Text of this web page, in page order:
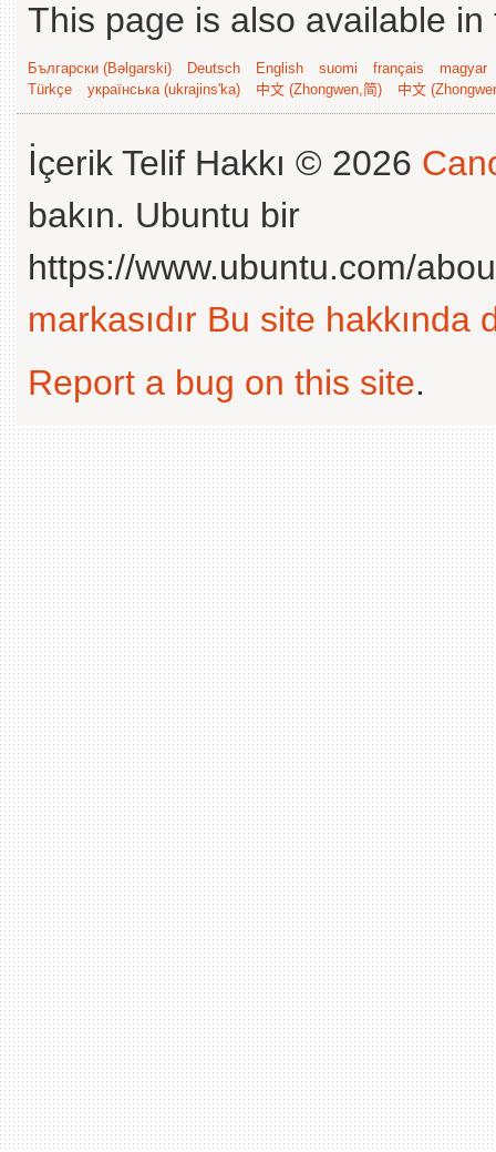
This page is also available
Български (Bəlgarski) Deutsch English suomi français
magyar
Türkçe
українська (ukrajins'ka) 中文 (Zhongwen,简) 中文
İçerik Telif Hakkı © 2026
bakın. Ubuntu bir
https://www.ubuntu.com/
markasıdır Bu site hakkında
Report a bug on this site.